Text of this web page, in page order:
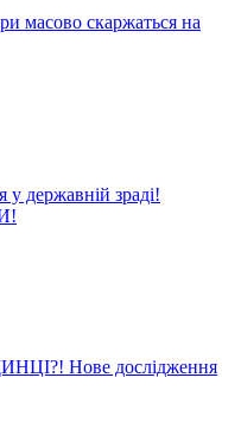
масово скаржаться на
державній зраді!
Нове дослідження